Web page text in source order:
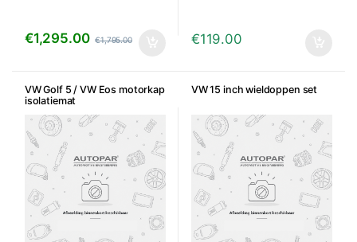
€1,295.00 €1,795.00 €119.00
VW Golf 5 / VW Eos motorkap
isolatiemat
VW 15 inch wieldoppen set